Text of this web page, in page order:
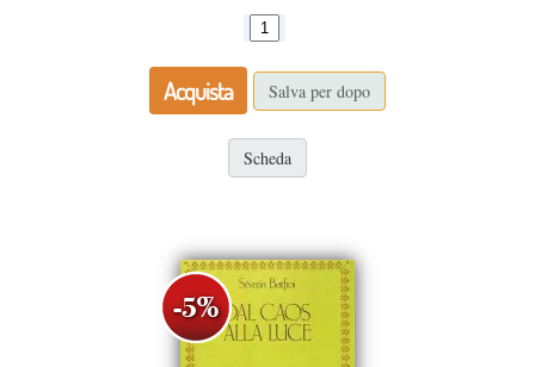
Acquista Salva per dopo
Scheda